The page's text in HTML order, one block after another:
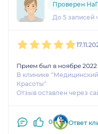
проверяла.
главное, что врач
Не сказать, что врач
нашел подход к
ребенку, было так -
посмотрел и побежал
по своим делам.
Сложно было
специалист, я не
успела с ним
1 оценка
До 5 записей
Проверен
Прием был в ноябре 2022
В клинике
Красоты"
Отзыв оставлен через
0 Ответ